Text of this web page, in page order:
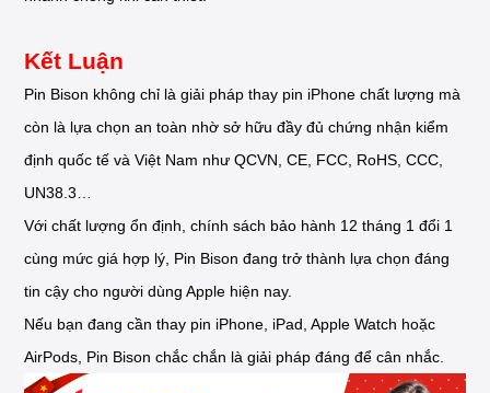
Kết Luận
Pin Bison không chỉ là giải pháp thay pin iPhone chất lượng mà
còn là lựa chọn an toàn nhờ sở hữu đầy đủ chứng nhận kiểm
định quốc tế và Việt Nam như QCVN, CE, FCC, RoHS, CCC,
UN38.3…
Với chất lượng ổn định, chính sách bảo hành 12 tháng 1 đổi 1
cùng mức giá hợp lý, Pin Bison đang trở thành lựa chọn đáng
tin cậy cho người dùng Apple hiện nay.
Nếu bạn đang cần thay pin iPhone, iPad, Apple Watch hoặc
AirPods, Pin Bison chắc chắn là giải pháp đáng để cân nhắc.